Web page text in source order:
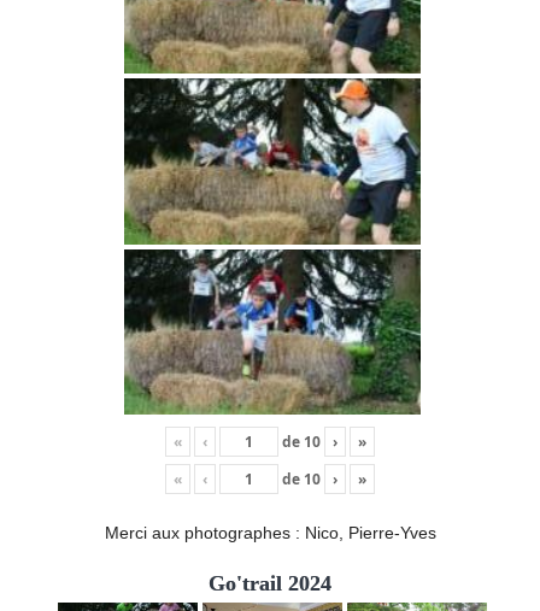
« ‹ de 10 ›
»
«
‹ de 10 › »
Merci aux photographes : Nico, Pierre-Yves
Go'trail 2024